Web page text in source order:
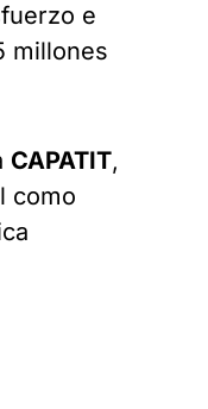
e
millones
CAPATIT,
como